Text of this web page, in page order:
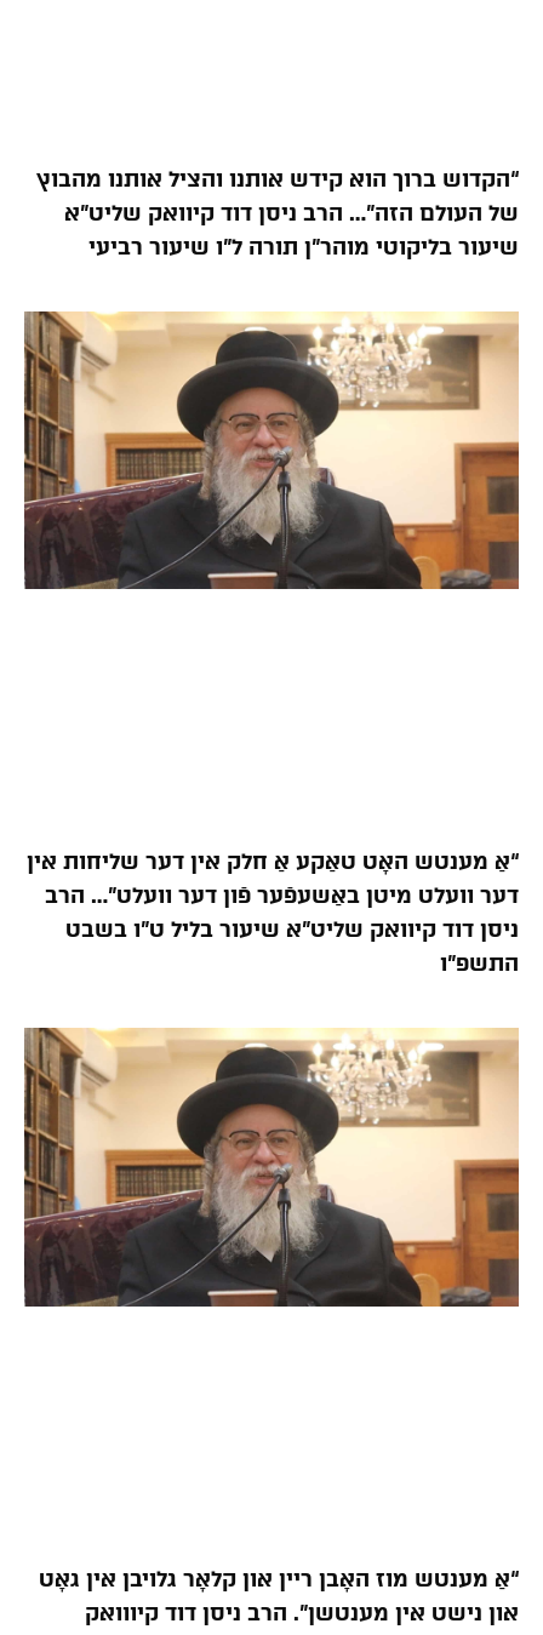
“הקדוש ברוך הוא קידש אותנו והציל אותנו מהבוץ
של העולם הזה”… הרב ניסן דוד קיוואק שליט”א
שיעור בליקוטי מוהר”ן תורה ל”ו שיעור רביעי
“אַ מענטש האָט טאַקע אַ חלק אין דער שליחות אין
דער וועלט מיטן באַשעפֿער פֿון דער וועלט”… הרב
ניסן דוד קיוואק שליט”א שיעור בליל ט”ו בשבט
התשפ”ו
“אַ מענטש מוז האָבן ריין און קלאָר גלויבן אין גאָט
און נישט אין מענטשן”. הרב ניסן דוד קיווואק